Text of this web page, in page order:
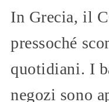
In Grecia, il
pressoché
quotidiani. I
negozi sono